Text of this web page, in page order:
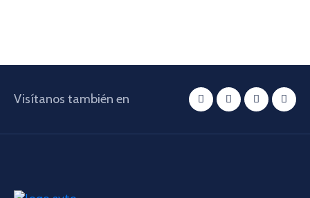
Visítanos también en